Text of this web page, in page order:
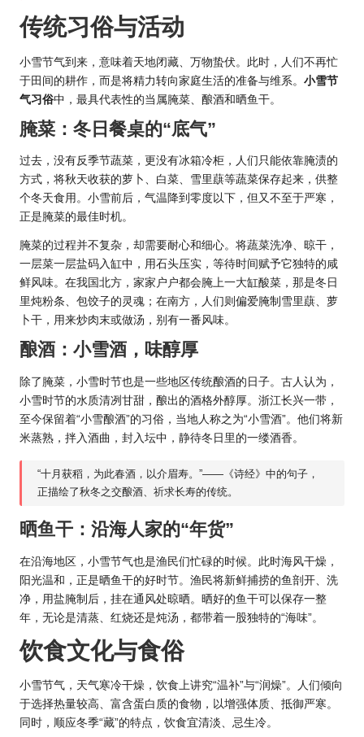
传统习俗与活动
小雪节气到来，意味着天地闭藏、万物蛰伏。此时，人们不再忙
于田间的耕作，而是将精力转向家庭生活的准备与维系。 小雪节
气习俗中，最具代表性的当属腌菜、酿酒和晒鱼干。
腌菜：冬日餐桌的“底气”
过去，没有反季节蔬菜，更没有冰箱冷柜，人们只能依靠腌渍的
方式，将秋天收获的萝卜、白菜、雪里蕻等蔬菜保存起来，供整
个冬天食用。小雪前后，气温降到零度以下，但又不至于严寒，
正是腌菜的最佳时机。
腌菜的过程并不复杂，却需要耐心和细心。将蔬菜洗净、晾干，
一层菜一层盐码入缸中，用石头压实，等待时间赋予它独特的咸
鲜风味。在我国北方，家家户户都会腌上一大缸酸菜，那是冬日
里炖粉条、包饺子的灵魂；在南方，人们则偏爱腌制雪里蕻、萝
卜干，用来炒肉末或做汤，别有一番风味。
酿酒：小雪酒，味醇厚
除了腌菜，小雪时节也是一些地区传统酿酒的日子。古人认为，
小雪时节的水质清冽甘甜，酿出的酒格外醇厚。浙江长兴一带，
至今保留着“小雪酿酒”的习俗，当地人称之为“小雪酒”。他们将新
米蒸熟，拌入酒曲，封入坛中，静待冬日里的一缕酒香。
“十月获稻，为此春酒，以介眉寿。”——《诗经》中的句子，
正描绘了秋冬之交酿酒、祈求长寿的传统。
晒鱼干：沿海人家的“年货”
在沿海地区，小雪节气也是渔民们忙碌的时候。此时海风干燥，
阳光温和，正是晒鱼干的好时节。渔民将新鲜捕捞的鱼剖开、洗
净，用盐腌制后，挂在通风处晾晒。晒好的鱼干可以保存一整
年，无论是清蒸、红烧还是炖汤，都带着一股独特的“海味”。
饮食文化与食俗
小雪节气，天气寒冷干燥，饮食上讲究“温补”与“润燥”。人们倾向
于选择热量较高、富含蛋白质的食物，以增强体质、抵御严寒。
同时，顺应冬季“藏”的特点，饮食宜清淡、忌生冷。